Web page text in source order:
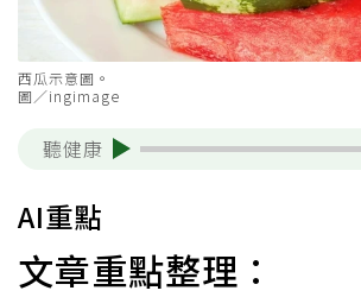
西瓜示意圖。
圖／ingimage
聽健康
AI重點
文章重點整理：